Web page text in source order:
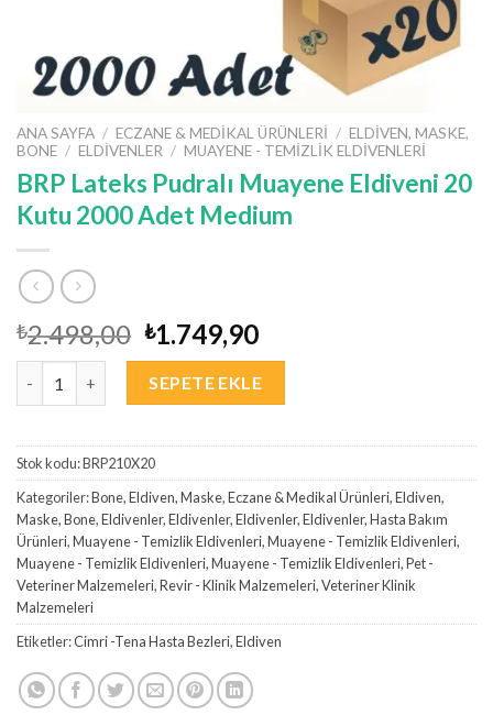
ANA SAYFA / ECZANE & MEDIKAL ÜRÜNLERI / ELDIVEN, MASKE,
BONE / ELDIVENLER / MUAYENE - TEMIZLIK ELDIVENLERI
BRP Lateks Pudralı Muayene Eldiveni 20
Kutu 2000 Adet Medium
₺2.498,00 Orijinal
fiyat:
₺2.498,00.
₺1.749,90Şu
andaki
fiyat:
₺1.749,90.
BRP Lateks Pudralı Muayene Eldiveni 20 Kutu 2000 Adet
SEPETE EKLE
Stok kodu:BRP210X20
Kategoriler:Bone, Eldiven, Maske,Eczane & Medikal Ürünleri,Eldiven,
Maske, Bone,Eldivenler,Eldivenler,Eldivenler,Eldivenler,Hasta Bakım
Ürünleri,Muayene - Temizlik Eldivenleri,Muayene - Temizlik Eldivenleri,
Muayene - Temizlik Eldivenleri,Muayene - Temizlik Eldivenleri,Pet -
Veteriner Malzemeleri,Revir - Klinik Malzemeleri,Veteriner Klinik
Malzemeleri
Etiketler:Cimri -Tena Hasta Bezleri,Eldiven